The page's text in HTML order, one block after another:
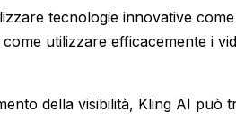
tecnologie innovative
utilizzare efficacemente i
della visibilità, Kling AI